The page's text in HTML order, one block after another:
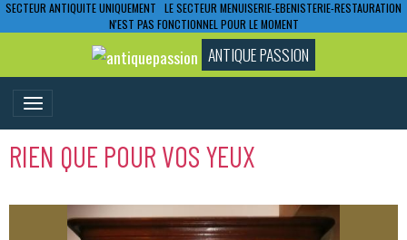
SECTEUR ANTIQUITE UNIQUEMENT LE SECTEUR MENUISERIE-EBENISTERIE-RESTAURATION
N'EST PAS FONCTIONNEL POUR LE MOMENT
ANTIQUE PASSION
RIEN QUE POUR VOS YEUX